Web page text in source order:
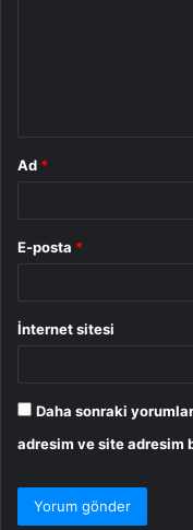
Ad *
E-posta *
İnternet sitesi
Daha sonraki
adresim ve site adresim